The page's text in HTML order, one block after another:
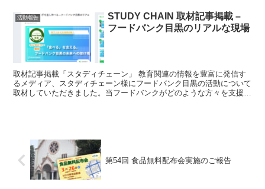
活動報告
STUDY CHAIN 取材記事掲載 –
フードバンク目黒のリアルな現場
取材記事掲載「スタディチェーン」 教育関連の情報を豊富に発信す
るメディア、スタディチェーン様にフードバンク目黒の活動について
取材していただきました。当フードバンクがどのような方々を支援し
第54回 食品無料配布会実施のご報告